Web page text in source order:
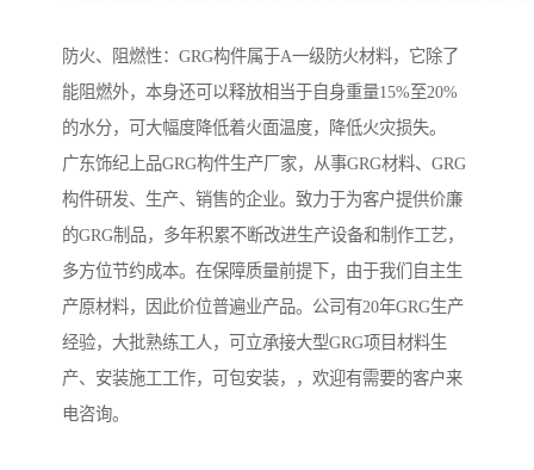
防火、阻燃性：GRG构件属于A一级防火材料，它除了
能阻燃外，本身还可以释放相当于自身重量15%至20%
的水分，可大幅度降低着火面温度，降低火灾损失。
广东饰纪上品GRG构件生产厂家，从事GRG材料、GRG
构件研发、生产、销售的企业。致力于为客户提供价廉
的GRG制品，多年积累不断改进生产设备和制作工艺，
多方位节约成本。在保障质量前提下，由于我们自主生
产原材料，因此价位普遍业产品。公司有20年GRG生产
经验，大批熟练工人，可立承接大型GRG项目材料生
产、安装施工工作，可包安装，，欢迎有需要的客户来
电咨询。